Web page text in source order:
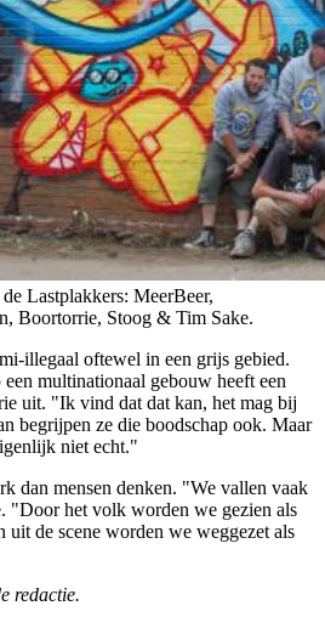
Lastplakkers: MeerBeer,
Boortorrie, Stoog & Tim Sake.
illegaal oftewel in een grijs gebied.
multinationaal gebouw heeft een
uit. "Ik vind dat dat kan, het mag bij
begrijpen ze die boodschap ook. Maar
niet echt."
dan mensen denken. "We vallen vaak
"Door het volk worden we gezien als
uit de scene worden we weggezet als
redactie.